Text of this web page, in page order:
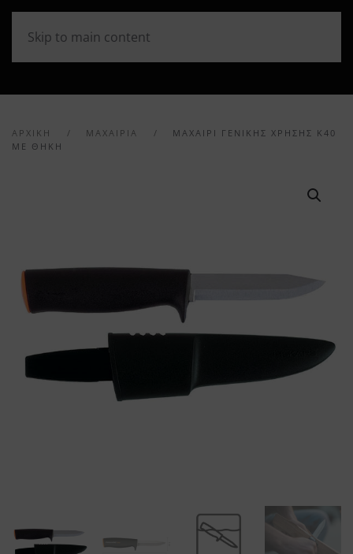
Skip to main content
ΑΡΧΙΚΉ ΜΑΧΑΙΡΙΑ
ΜΑΧΑΊΡΙ ΓΕΝΙΚΉΣ ΧΡΉΣΗΣ K40
ΜΕ ΘΉΚΗ